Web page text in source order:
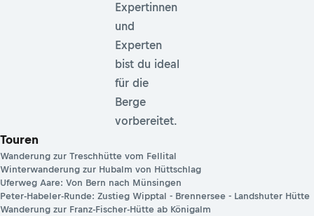
Expertinnen
und
Experten
bist du ideal
für die
Berge
vorbereitet.
Touren
Wanderung zur Treschhütte vom Fellital
Winterwanderung zur Hubalm von Hüttschlag
Uferweg Aare: Von Bern nach Münsingen
Peter-Habeler-Runde: Zustieg Wipptal - Brennersee - Landshuter Hütte
Wanderung zur Franz-Fischer-Hütte ab Königalm